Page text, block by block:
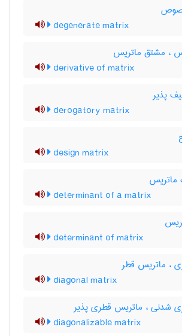
degenerate matrix
، مشتق ماتریس
derivative of matrix
پذیر
derogatory matrix
design matrix
ماتریس
determinant of a matrix
determinant of matrix
، ماتریس قطر
diagonal matrix
شدنی ، ماتریس قطری پذیر
diagonalizable matrix